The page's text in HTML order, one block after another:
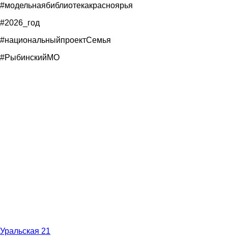
#модельнаябиблиотекакрасноярья
#2026_год
#национальныйпроектСемья
#РыбинскийМО
Уральская 21